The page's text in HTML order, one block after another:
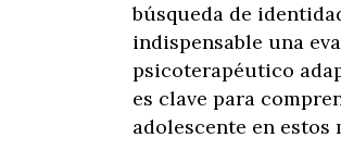
búsqueda de
indispensable una
psicoterapéutico
es clave para
adolescente en estos